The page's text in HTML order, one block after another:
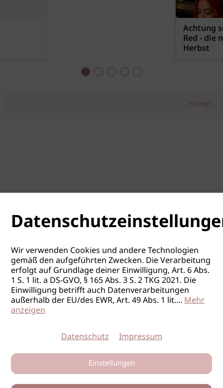
Achtung
Red - die
Herbst
Anzeige
Wir verwenden Cookies und andere Technologien
gemäß den aufgeführten Zwecken. Die Verarbeitung
erfolgt auf Grundlage deiner Einwilligung, Art. 6 Abs.
1 S. 1 lit. a DS-GVO, § 165 Abs. 3 S. 2 TKG 2021. Die
Einwilligung betrifft auch Datenverarbeitungen
außerhalb der EU/des EWR, Art. 49 Abs. 1 lit....Mehr
anzeigen
Datenschutz Impressum
Einstellungen